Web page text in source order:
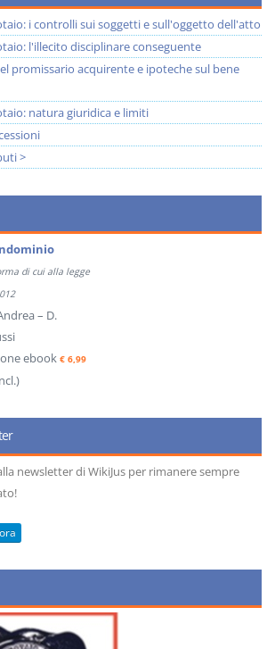
i controlli sui soggetti e sull'oggetto dell'atto
l'illecito disciplinare conseguente
promissario acquirente e ipoteche sul bene
natura giuridica e limiti
>
di cui alla legge
– D.
ebook € 6,99
newsletter di WikiJus per rimanere sempre